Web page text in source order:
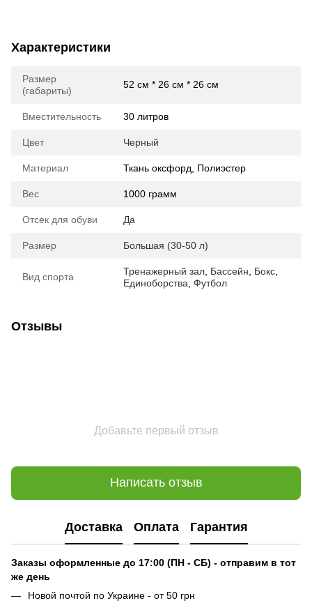
Характеристики
Размер
(габариты)
52 см * 26 см * 26 см
Вместительность 30 литров
Цвет Черный
Материал Ткань оксфорд, Полиэстер
Вес 1000 грамм
Отсек для обуви Да
Размер Большая (30-50 л)
Вид спорта Тренажерный зал Бассейн Бокс
Единоборства Футбол
Отзывы
Добавьте первый отзыв
Написать отзыв
Доставка Оплата Гарантия
Заказы оформленные до 17:00 (ПН - СБ) - отправим в тот
же день
Новой почтой по Украине - от 50 грн